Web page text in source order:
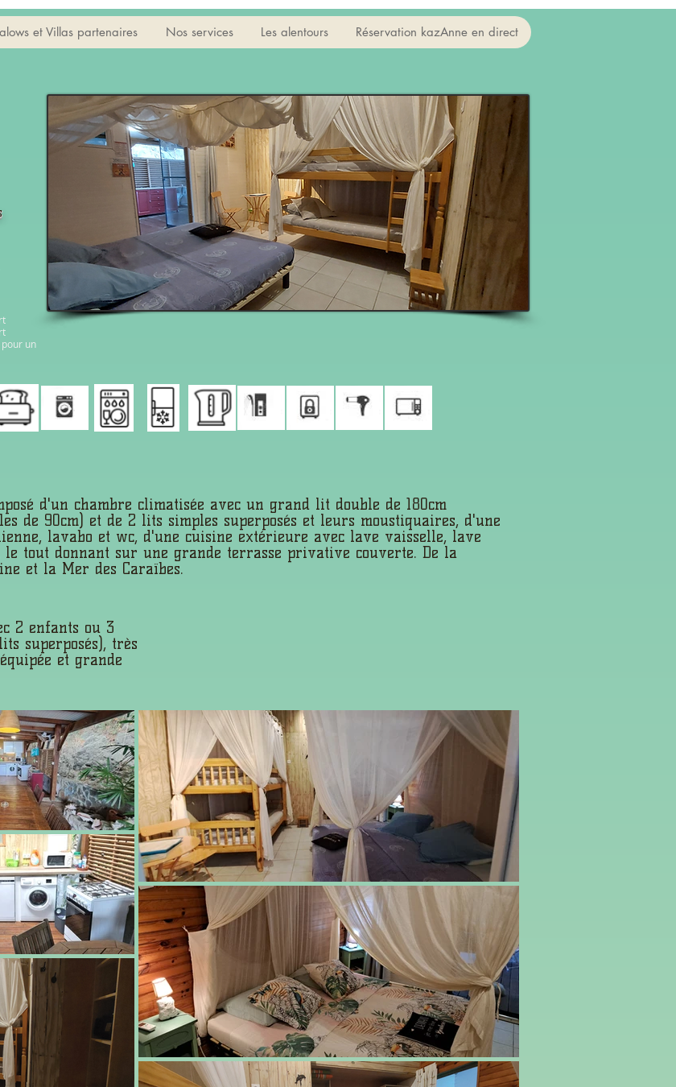
et Villas partenaires Nos services Les alentours Réservation kazAnne en direct
un
d'un chambre climatisée avec un grand lit double de 180cm
de 90cm) et de 2 lits simples superposés et leurs moustiquaires, d'une
lavabo et wc, d'une cuisine extérieure avec lave vaisselle, lave
tout donnant sur une grande terrasse privative couverte. De la
et la Mer des Caraïbes.
2 enfants ou 3
superposés), très
et grande